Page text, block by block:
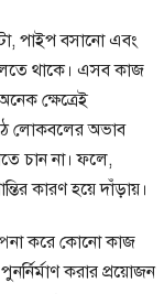
পাইপ বসানো এবং
থাকে। এসব কাজ
ক্ষেত্রেই
লোকবলের অভাব
চান না। ফলে,
কারণ হয়ে দাঁড়ায়।
করে কোনো কাজ
করার প্রয়োজন